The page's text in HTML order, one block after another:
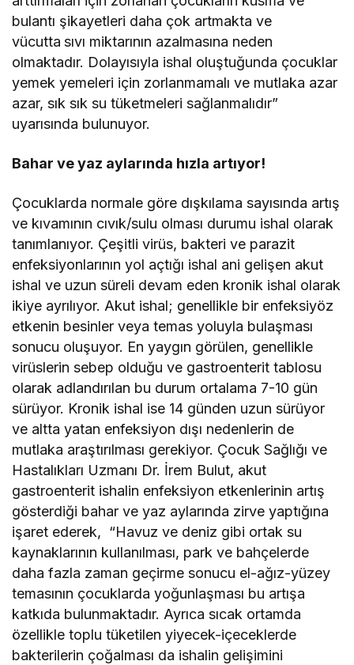
bulantı şikayetleri daha çok artmakta ve
vücutta sıvı miktarının azalmasına neden
olmaktadır. Dolayısıyla ishal oluştuğunda çocuklar
yemek yemeleri için zorlanmamalı ve mutlaka azar
azar, sık sık su tüketmeleri sağlanmalıdır”
uyarısında bulunuyor.
Bahar ve yaz aylarında hızla artıyor!
Çocuklarda normale göre dışkılama sayısında artış
ve kıvamının cıvık/sulu olması durumu ishal olarak
tanımlanıyor. Çeşitli virüs, bakteri ve parazit
enfeksiyonlarının yol açtığı ishal ani gelişen akut
ishal ve uzun süreli devam eden kronik ishal olarak
ikiye ayrılıyor. Akut ishal; genellikle bir enfeksiyöz
etkenin besinler veya temas yoluyla bulaşması
sonucu oluşuyor. En yaygın görülen, genellikle
virüslerin sebep olduğu ve gastroenterit tablosu
olarak adlandırılan bu durum ortalama 7-10 gün
sürüyor. Kronik ishal ise 14 günden uzun sürüyor
ve altta yatan enfeksiyon dışı nedenlerin de
mutlaka araştırılması gerekiyor. Çocuk Sağlığı ve
Hastalıkları Uzmanı Dr. İrem Bulut, akut
gastroenterit ishalin enfeksiyon etkenlerinin artış
gösterdiği bahar ve yaz aylarında zirve yaptığına
işaret ederek, “Havuz ve deniz gibi ortak su
kaynaklarının kullanılması, park ve bahçelerde
daha fazla zaman geçirme sonucu el-ağız-yüzey
temasının çocuklarda yoğunlaşması bu artışa
katkıda bulunmaktadır. Ayrıca sıcak ortamda
özellikle toplu tüketilen yiyecek-içeceklerde
bakterilerin çoğalması da ishalin gelişimini